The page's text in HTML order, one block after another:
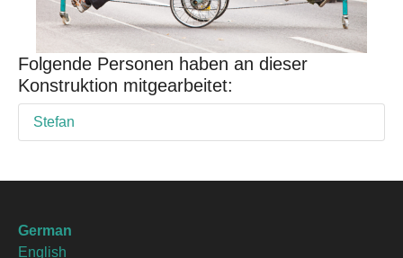
Folgende Personen haben an dieser
Konstruktion mitgearbeitet:
Stefan
German
English